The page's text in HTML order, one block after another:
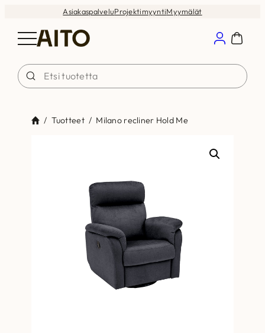
AsiakaspalveluProjektimyyntiMyymälät
/ Tuotteet / Milano recliner Hold Me